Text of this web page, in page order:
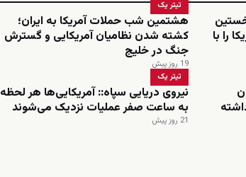
را با
تیتر یک
هشتمین شب حملات آمریکا به ایران؛
کشته شدن نظامیان آمریکایی و گسترش
جنگ در خلیج
19 روز پیش
تیتر یک
نیروی دریایی سپاه:: آمریکایی‌ها هر لحظه
به ساعت صفر عملیات نزدیک می‌شوند
21 روز پیش